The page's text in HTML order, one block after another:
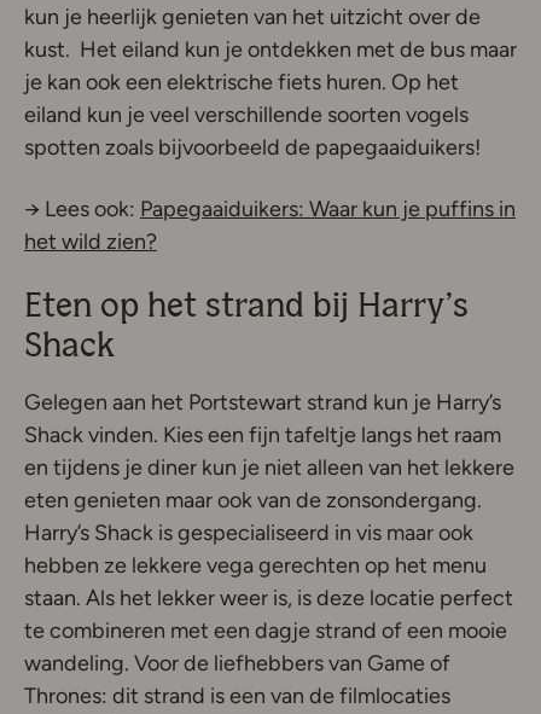
kun je heerlijk genieten van het uitzicht over de
kust. Het eiland kun je ontdekken met de bus maar
je kan ook een elektrische fiets huren. Op het
eiland kun je veel verschillende soorten vogels
spotten zoals bijvoorbeeld de papegaaiduikers!
→ Lees ook: Papegaaiduikers: Waar kun je puffins in
het wild zien?
Eten op het strand bij Harry’s
Shack
Gelegen aan het Portstewart strand kun je Harry’s
Shack vinden. Kies een fijn tafeltje langs het raam
en tijdens je diner kun je niet alleen van het lekkere
eten genieten maar ook van de zonsondergang.
Harry’s Shack is gespecialiseerd in vis maar ook
hebben ze lekkere vega gerechten op het menu
staan. Als het lekker weer is, is deze locatie perfect
te combineren met een dagje strand of een mooie
wandeling. Voor de liefhebbers van Game of
Thrones: dit strand is een van de filmlocaties